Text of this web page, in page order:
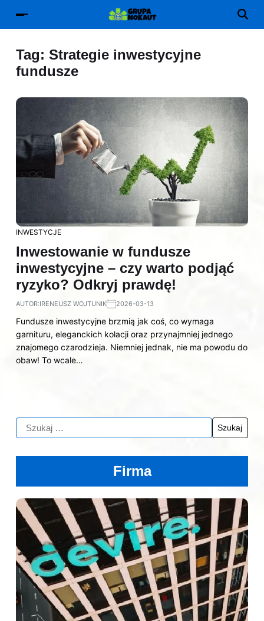
Tag: Strategie inwestycyjne
fundusze
INWESTYCJE
Inwestowanie w fundusze
inwestycyjne – czy warto podjąć
ryzyko? Odkryj prawdę!
AUTOR:IRENEUSZ WOJTUNIK 2026-03-13
Fundusze inwestycyjne brzmią jak coś, co wymaga
garnituru, eleganckich kolacji oraz przynajmniej jednego
znajomego czarodzieja. Niemniej jednak, nie ma powodu do
obaw! To wcale…
Firma